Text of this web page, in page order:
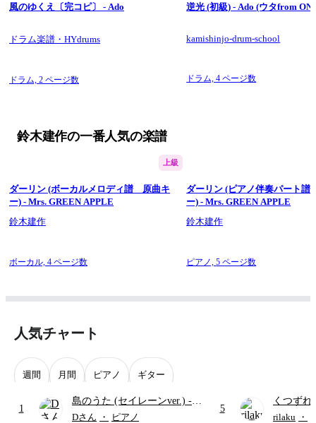
MIDI data is attached.
風のゆくえ〔完コピ〕 - Ado
ドラム楽譜・HYdrums
ドラム, 2 ページ数
逆光 (初級) - Ado (ウタfrom
kamishinjo-drum-school
ドラム,4 ページ数
鈴木建作の一番人気の楽譜
上級
ダーリン (ボーカルメロディ譜 原曲キ
ー) - Mrs. GREEN APPLE
鈴木建作
ボーカル, 4 ページ数
ダーリン (ピアノ伴奏パート
ー) - Mrs. GREEN APPLE
鈴木建作
ピアノ,5 ページ数
人気チャート
週間 月間 ピアノ ギター
1
島のうた (セイレーンver.) -
セイレーン(CV.鈴木みのり)
Dさん ・ ピアノ
5
くつずれ
誠人)
(
rilaku ・